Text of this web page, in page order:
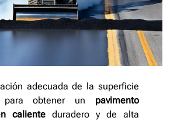
adecuada de la superficie
obtener un pavimento
caliente duradero y de alta